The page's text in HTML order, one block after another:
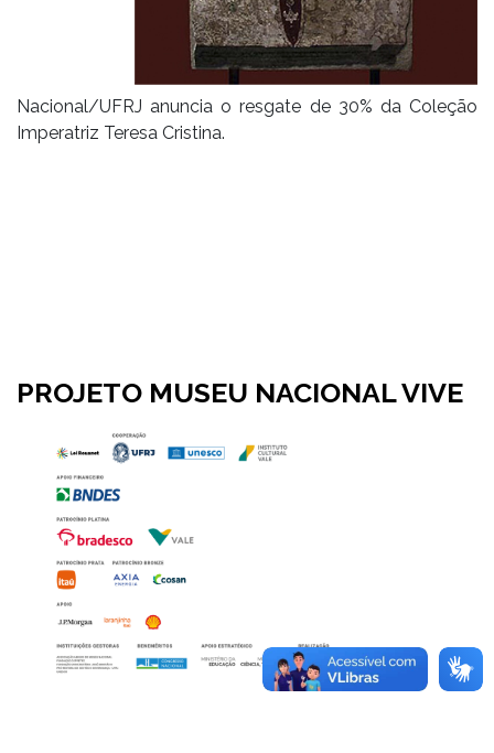
Nacional/UFRJ anuncia o resgate de 30% da Coleção
Imperatriz Teresa Cristina.
PROJETO MUSEU NACIONAL VIVE